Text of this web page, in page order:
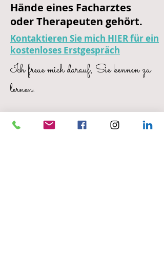
Hände eines Facharztes
oder Therapeuten gehört.
Kontaktieren Sie mich HIER für ein
kostenloses Erstgespräch
Ich freue mich darauf, Sie kennen zu
lernen.